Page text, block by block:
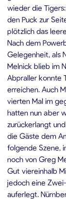
wieder die
den Puck zur
plötzlich das
Nach dem
Gelegenheit, als
Melnick blieb im
Abpraller konnte
erreichen. Auch
vierten Mal im
hatten nun aber
zurückerlangt
die Gäste dem
folgende Szene,
noch von Greg
Gut viereinhalb
jedoch eine
auferlegt.